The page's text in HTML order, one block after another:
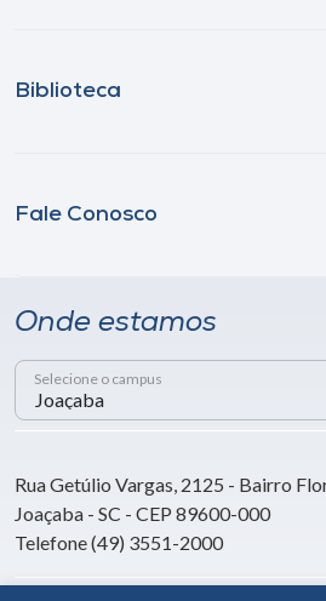
Biblioteca
Fale Conosco
Onde estamos
Selecione o campus
Rua Getúlio Vargas, 2125 - Bairro
Joaçaba - SC - CEP 89600-000
Telefone (49) 3551-2000